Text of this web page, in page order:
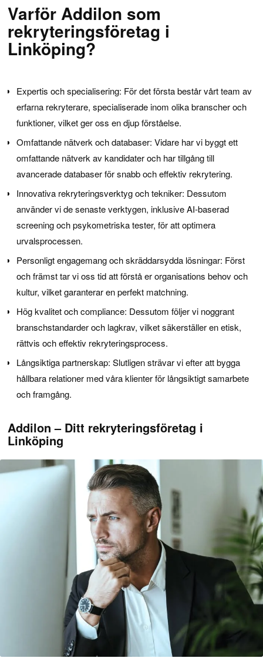
Varför Addilon som
rekryteringsföretag i
Linköping?
Expertis och specialisering: För det första består vårt team av
erfarna rekryterare, specialiserade inom olika branscher och
funktioner, vilket ger oss en djup förståelse.
Omfattande nätverk och databaser: Vidare har vi byggt ett
omfattande nätverk av kandidater och har tillgång till
avancerade databaser för snabb och effektiv rekrytering.
Innovativa rekryteringsverktyg och tekniker: Dessutom
använder vi de senaste verktygen, inklusive AI-baserad
screening och psykometriska tester, för att optimera
urvalsprocessen.
Personligt engagemang och skräddarsydda lösningar: Först
och främst tar vi oss tid att förstå er organisations behov och
kultur, vilket garanterar en perfekt matchning.
Hög kvalitet och compliance: Dessutom följer vi noggrant
branschstandarder och lagkrav, vilket säkerställer en etisk,
rättvis och effektiv rekryteringsprocess.
Långsiktiga partnerskap: Slutligen strävar vi efter att bygga
hållbara relationer med våra klienter för långsiktigt samarbete
och framgång.
Addilon – Ditt rekryteringsföretag i
Linköping